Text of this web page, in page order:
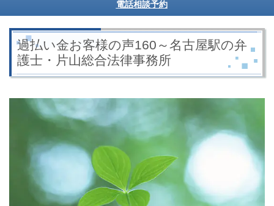
電話相談予約
過払い金お客様の声160～名古屋駅の弁
護士・片山総合法律事務所